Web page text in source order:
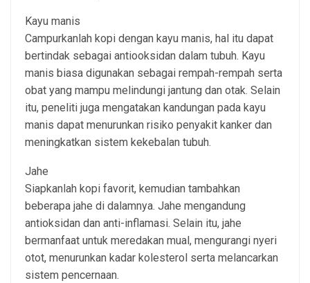
Kayu manis
Campurkanlah kopi dengan kayu manis, hal itu dapat
bertindak sebagai antiooksidan dalam tubuh. Kayu
manis biasa digunakan sebagai rempah-rempah serta
obat yang mampu melindungi jantung dan otak. Selain
itu, peneliti juga mengatakan kandungan pada kayu
manis dapat menurunkan risiko penyakit kanker dan
meningkatkan sistem kekebalan tubuh.
Jahe
Siapkanlah kopi favorit, kemudian tambahkan
beberapa jahe di dalamnya. Jahe mengandung
antioksidan dan anti-inflamasi. Selain itu, jahe
bermanfaat untuk meredakan mual, mengurangi nyeri
otot, menurunkan kadar kolesterol serta melancarkan
sistem pencernaan.